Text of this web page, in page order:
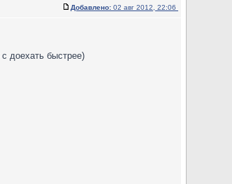
Добавлено: 02 авг 2012, 22:06
доехать быстрее)